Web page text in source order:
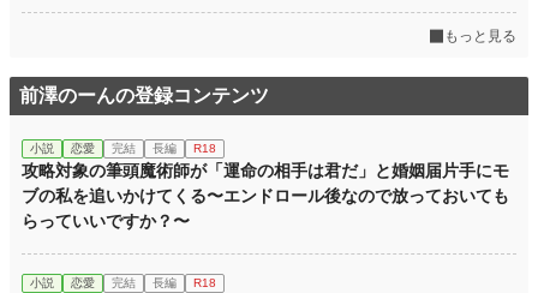
もっと見る
前澤のーんの登録コンテンツ
小説 恋愛 完結 長編 R18
攻略対象の筆頭魔術師が「運命の相手は君だ」と婚姻届片手にモ
ブの私を追いかけてくる〜エンドロール後なので放っておいても
らっていいですか？〜
小説 恋愛 完結 長編 R18